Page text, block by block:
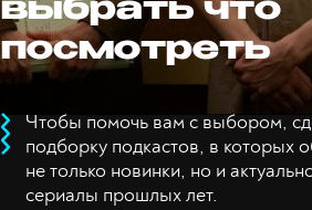
выбрать что
посмотреть
Чтобы помочь вам с выбором,
подборку подкастов, в которых
не только новинки, но и
сериалы прошлых лет.